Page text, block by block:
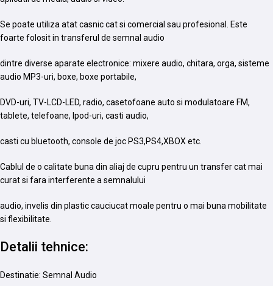
Se poate utiliza atat casnic cat si comercial sau profesional. Este
foarte folosit in transferul de semnal audio
dintre diverse aparate electronice: mixere audio, chitara, orga, sisteme
audio MP3-uri, boxe, boxe portabile,
DVD-uri, TV-LCD-LED, radio, casetofoane auto si modulatoare FM,
tablete, telefoane, Ipod-uri, casti audio,
casti cu bluetooth, console de joc PS3,PS4,XBOX etc.
Cablul de o calitate buna din aliaj de cupru pentru un transfer cat mai
curat si fara interferente a semnalului
audio, invelis din plastic cauciucat moale pentru o mai buna mobilitate
si flexibilitate.
Detalii tehnice:
Destinatie: Semnal Audio